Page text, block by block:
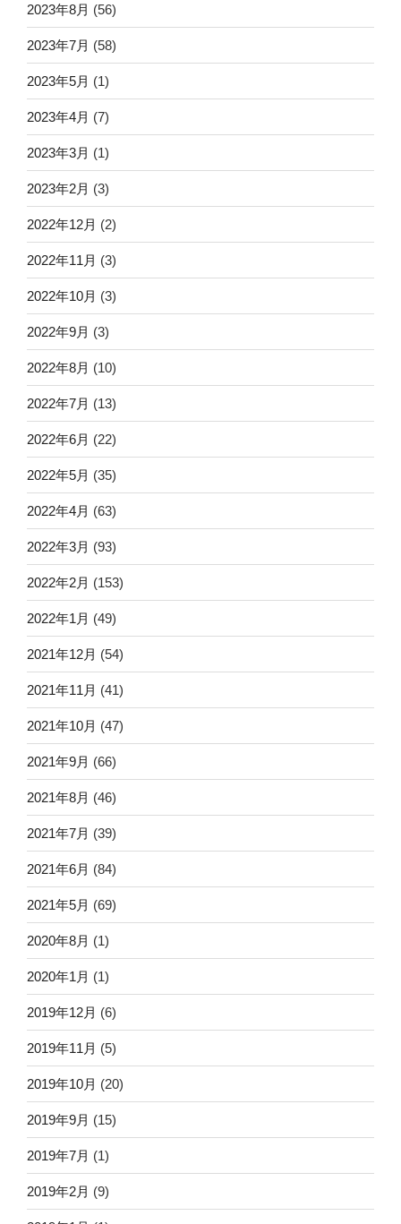
2023年8月 (56)
2023年7月 (58)
2023年5月 (1)
2023年4月 (7)
2023年3月 (1)
2023年2月 (3)
2022年12月 (2)
2022年11月 (3)
2022年10月 (3)
2022年9月 (3)
2022年8月 (10)
2022年7月 (13)
2022年6月 (22)
2022年5月 (35)
2022年4月 (63)
2022年3月 (93)
2022年2月 (153)
2022年1月 (49)
2021年12月 (54)
2021年11月 (41)
2021年10月 (47)
2021年9月 (66)
2021年8月 (46)
2021年7月 (39)
2021年6月 (84)
2021年5月 (69)
2020年8月 (1)
2020年1月 (1)
2019年12月 (6)
2019年11月 (5)
2019年10月 (20)
2019年9月 (15)
2019年7月 (1)
2019年2月 (9)